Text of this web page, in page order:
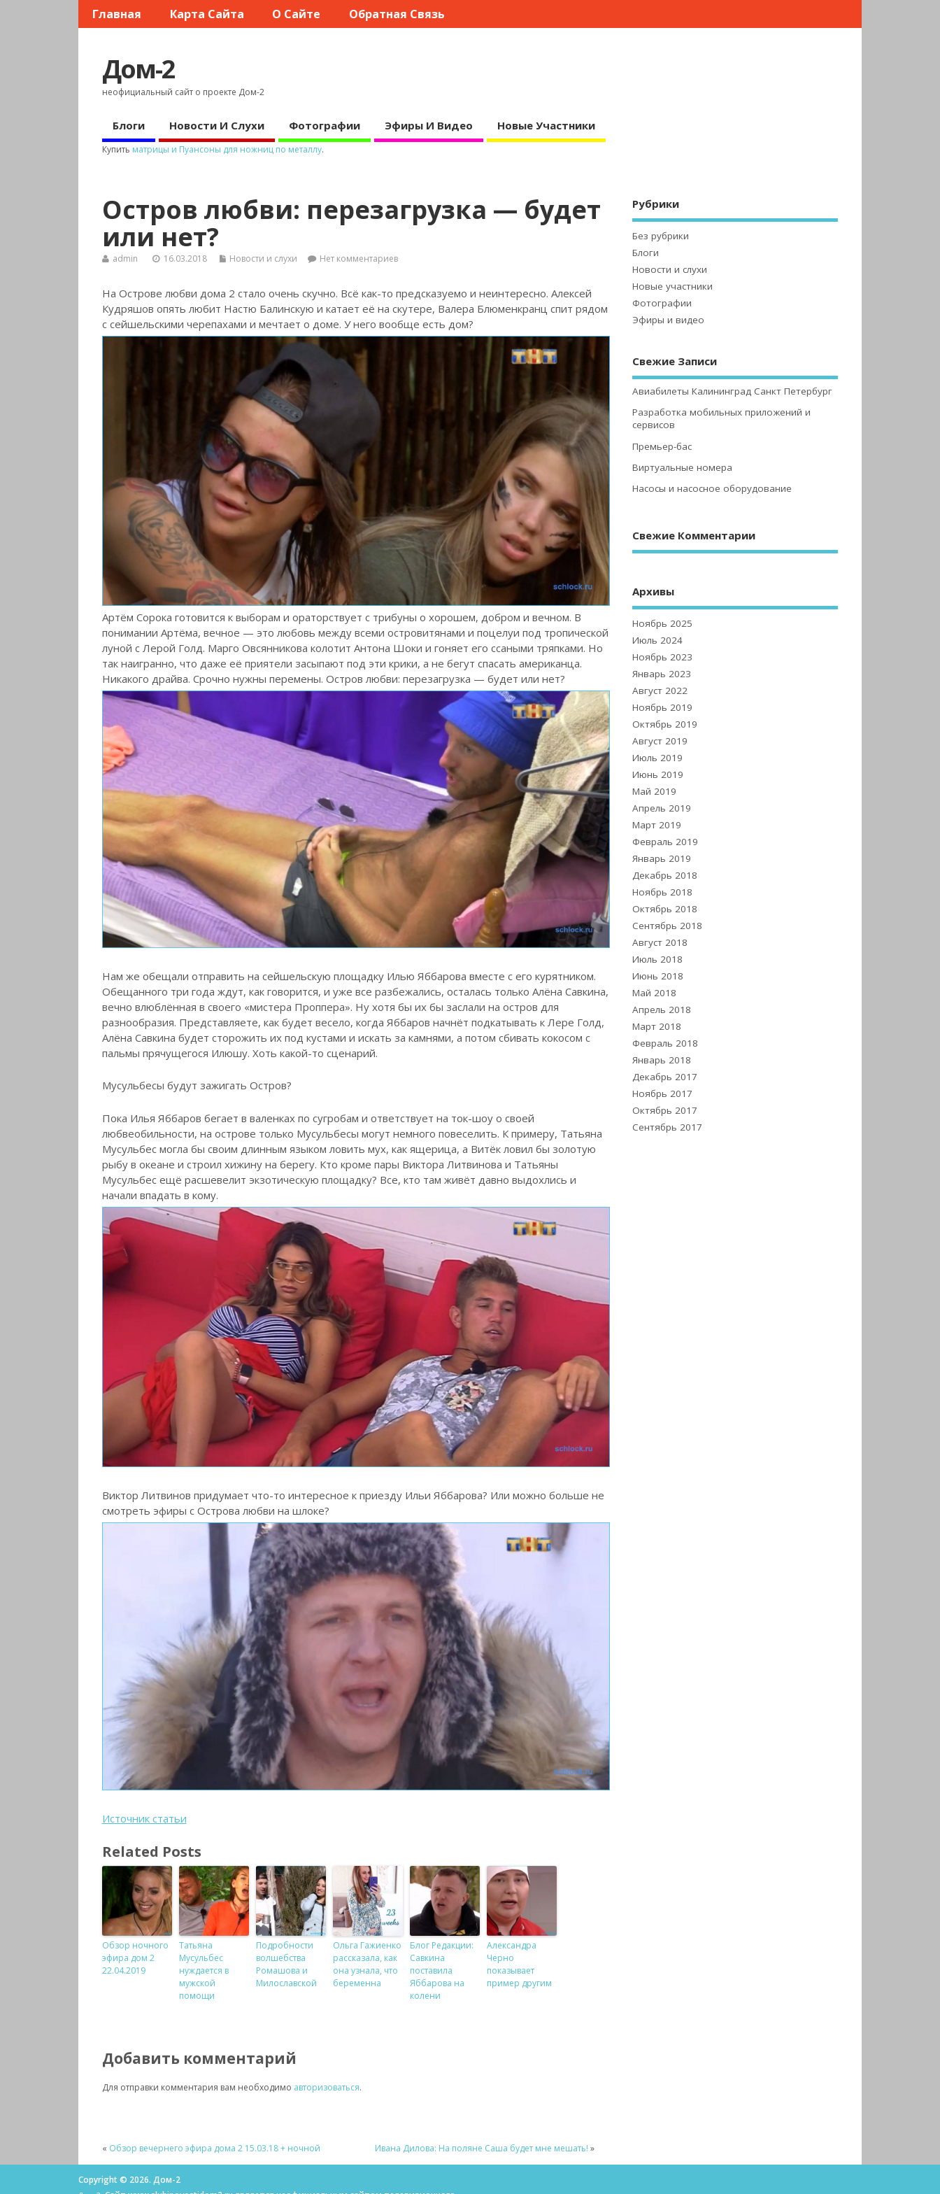
Главная Карта Сайта О Сайте Обратная Связь
Дом-2
неофициальный сайт о проекте Дом-2
Блоги Новости И Слухи Фотографии Эфиры И Видео Новые Участники
Купить матрицы и Пуансоны для ножниц по металлу.
Остров любви: перезагрузка — будет
или нет?
admin 16.03.2018 Новости и слухи Нет комментариев
На Острове любви дома 2 стало очень скучно. Всё как-то предсказуемо и неинтересно. Алексей
Кудряшов опять любит Настю Балинскую и катает её на скутере, Валера Блюменкранц спит рядом
с сейшельскими черепахами и мечтает о доме. У него вообще есть дом?
Артём Сорока готовится к выборам и ораторствует с трибуны о хорошем, добром и вечном. В
понимании Артёма, вечное — это любовь между всеми островитянами и поцелуи под тропической
луной с Лерой Голд. Марго Овсянникова колотит Антона Шоки и гоняет его ссаными тряпками. Но
так наигранно, что даже её приятели засыпают под эти крики, а не бегут спасать американца.
Никакого драйва. Срочно нужны перемены. Остров любви: перезагрузка — будет или нет?
Нам же обещали отправить на сейшельскую площадку Илью Яббарова вместе с его курятником.
Обещанного три года ждут, как говорится, и уже все разбежались, осталась только Алёна Савкина,
вечно влюблённая в своего «мистера Проппера». Ну хотя бы их бы заслали на остров для
разнообразия. Представляете, как будет весело, когда Яббаров начнёт подкатывать к Лере Голд,
Алёна Савкина будет сторожить их под кустами и искать за камнями, а потом сбивать кокосом с
пальмы прячущегося Илюшу. Хоть какой-то сценарий.
Мусульбесы будут зажигать Остров?
Пока Илья Яббаров бегает в валенках по сугробам и ответствует на ток-шоу о своей
любвеобильности, на острове только Мусульбесы могут немного повеселить. К примеру, Татьяна
Мусульбес могла бы своим длинным языком ловить мух, как ящерица, а Витёк ловил бы золотую
рыбу в океане и строил хижину на берегу. Кто кроме пары Виктора Литвинова и Татьяны
Мусульбес ещё расшевелит экзотическую площадку? Все, кто там живёт давно выдохлись и
начали впадать в кому.
Виктор Литвинов придумает что-то интересное к приезду Ильи Яббарова? Или можно больше не
смотреть эфиры с Острова любви на шлоке?
Источник статьи
Related Posts
Обзор ночного
эфира дом 2
22.04.2019
Татьяна
Мусульбес
нуждается в
мужской
помощи
Подробности
волшебства
Ромашова и
Милославской
Ольга Гажиенко
рассказала, как
она узнала, что
беременна
Блог Редакции:
Савкина
поставила
Яббарова на
колени
Александра
Черно
показывает
пример другим
Добавить комментарий
Для отправки комментария вам необходимо авторизоваться.
« Обзор вечернего эфира дома 2 15.03.18 + ночной Ивана Дилова: На поляне Саша будет мне мешать! »
Рубрики
Без рубрики
Блоги
Новости и слухи
Новые участники
Фотографии
Эфиры и видео
Свежие Записи
Авиабилеты Калининград Санкт Петербург
Разработка мобильных приложений и
сервисов
Премьер-бас
Виртуальные номера
Насосы и насосное оборудование
Свежие Комментарии
Архивы
Ноябрь 2025
Июль 2024
Ноябрь 2023
Январь 2023
Август 2022
Ноябрь 2019
Октябрь 2019
Август 2019
Июль 2019
Июнь 2019
Май 2019
Апрель 2019
Март 2019
Февраль 2019
Январь 2019
Декабрь 2018
Ноябрь 2018
Октябрь 2018
Сентябрь 2018
Август 2018
Июль 2018
Июнь 2018
Май 2018
Апрель 2018
Март 2018
Февраль 2018
Январь 2018
Декабрь 2017
Ноябрь 2017
Октябрь 2017
Сентябрь 2017
Copyright © 2026. Дом-2